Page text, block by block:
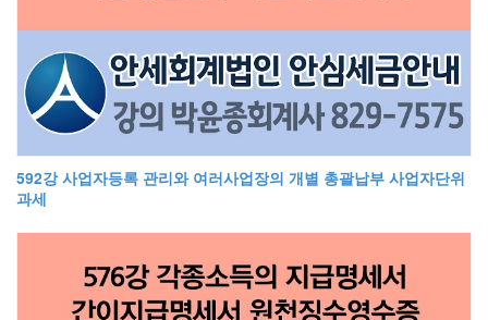
592강 사업자등록 관리와 여러사업장의 개별 총괄납부 사업자단위
과세